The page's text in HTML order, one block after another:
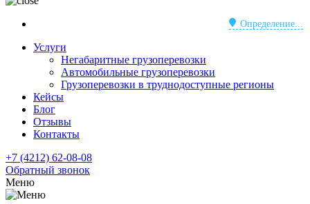
Определение...
Услуги
Негабаритные грузоперевозки
Автомобильные грузоперевозки
Грузоперевозки в труднодоступные регионы
Кейсы
Блог
Отзывы
Контакты
+7 (4212) 62-08-08
Обратный звонок
Меню